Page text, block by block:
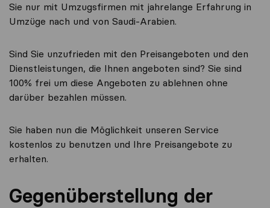
Sie nur mit Umzugsfirmen mit jahrelange Erfahrung in
Umzüge nach und von Saudi-Arabien.
Sind Sie unzufrieden mit den Preisangeboten und den
Dienstleistungen, die Ihnen angeboten sind? Sie sind
100% frei um diese Angeboten zu ablehnen ohne
darüber bezahlen müssen.
Sie haben nun die Möglichkeit unseren Service
kostenlos zu benutzen und Ihre Preisangebote zu
erhalten.
Gegenüberstellung der